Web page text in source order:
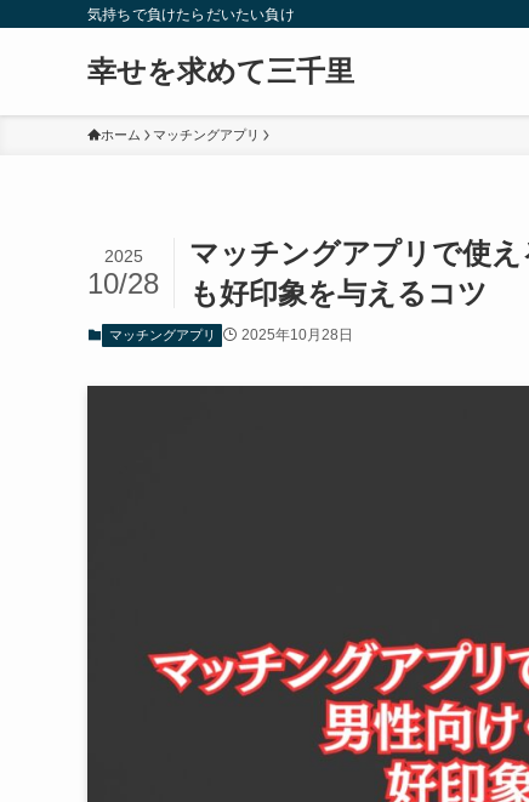
気持ちで負けたらだいたい負け
幸せを求めて三千里
ホーム マッチングアプリ
マッチングアプリで使
も好印象を与えるコツ
2025
10/28
マッチングアプリ 2025年10月28日